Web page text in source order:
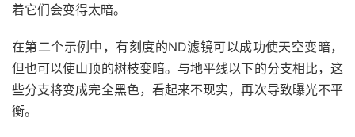
着它们会变得太暗。
在第二个示例中，有刻度的ND滤镜可以成功使天空变暗，
但也可以使山顶的树枝变暗。与地平线以下的分支相比，这
些分支将变成完全黑色，看起来不现实，再次导致曝光不平
衡。